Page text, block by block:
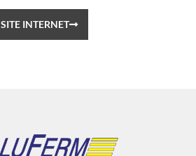
SITE INTERNET